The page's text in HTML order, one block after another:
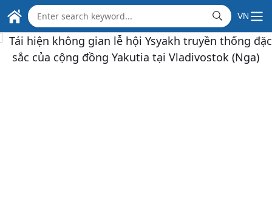
Skip to Main Content
THE EMBASSY OF
SOCIALIST REPUBLIC OF VIET NAM
IN THE REPUBLIC OF INDIA
VN